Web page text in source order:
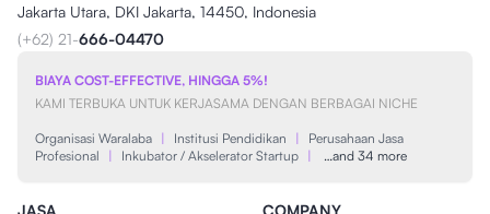
Jakarta Utara, DKI Jakarta, 14450, Indonesia
(+62) 21-666-04470
BIAYA COST-EFFECTIVE, HINGGA 5%!
KAMI TERBUKA UNTUK KERJASAMA DENGAN BERBAGAI NICHE
Organisasi Waralaba | Institusi Pendidikan |
Perusahaan Jasa
Profesional
| Inkubator / Akselerator Startup | …and 34 more